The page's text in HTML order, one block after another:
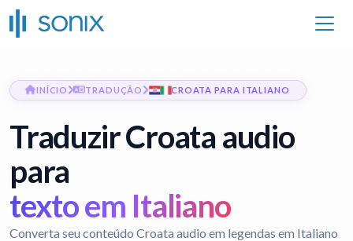
INÍCIO TRADUÇÃO CROATA PARA ITALIANO
Traduzir Croata audio
para
texto em Italiano
Converta seu conteúdo Croata audio em legendas em Italiano